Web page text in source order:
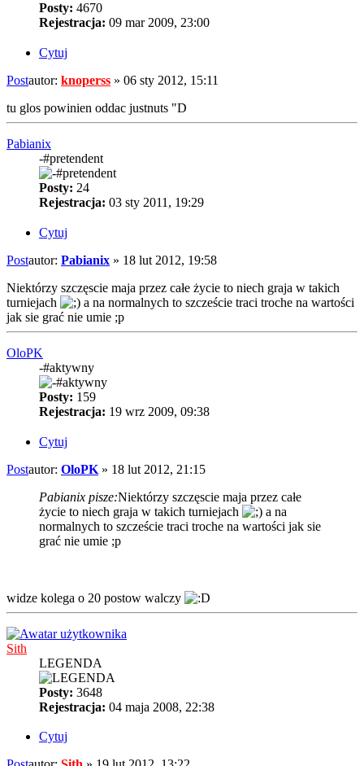
Posty: 4670
Rejestracja: 09 mar 2009, 23:00
Cytuj
Postautor: knoperss » 06 sty 2012, 15:11
tu glos powinien oddac justnuts "D
Pabianix
-#pretendent
Posty: 24
Rejestracja: 03 sty 2011, 19:29
Cytuj
Postautor: Pabianix » 18 lut 2012, 19:58
Niektórzy szczęscie maja przez całe życie to niech graja w takich
turniejach
a na normalnych to szczeście traci troche na wartości
jak sie grać nie umie ;p
OloPK
-#aktywny
Posty: 159
Rejestracja: 19 wrz 2009, 09:38
Cytuj
Postautor: OloPK » 18 lut 2012, 21:15
Pabianix pisze:Niektórzy szczęscie maja przez całe
życie to niech graja w takich turniejach
a na
normalnych to szczeście traci troche na wartości jak sie
grać nie umie ;p
widze kolega o 20 postow walczy
Sith
LEGENDA
Posty: 3648
Rejestracja: 04 maja 2008, 22:38
Cytuj